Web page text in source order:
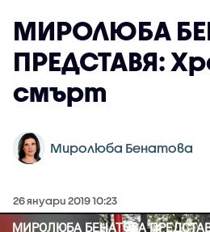
МИРОЛЮБА
ПРЕДСТАВЯ:
смърт
Миролюба Бенатова
26 януари 2019 10:23